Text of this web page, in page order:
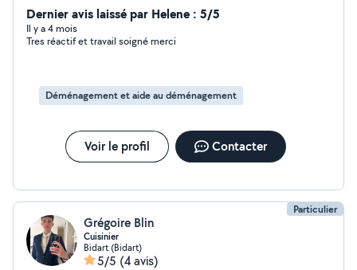
Dernier avis laissé par Helene : 5/5
Il y a 4 mois
Tres réactif et travail soigné merci
Déménagement et aide au déménagement
Voir le profil Contacter
Particulier
Grégoire Blin
Cuisinier
Bidart (Bidart)
5/5 (4 avis)